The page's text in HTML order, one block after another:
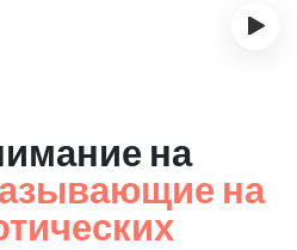
›
на
на